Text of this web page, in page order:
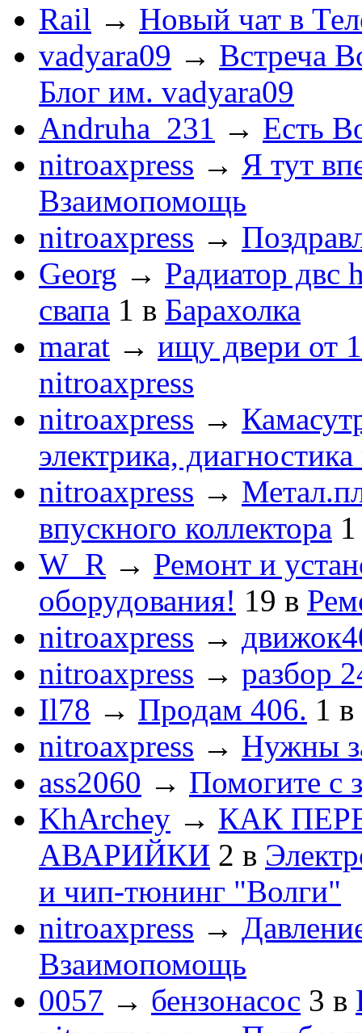
Rail → Новый чат в
vadyara09 → Встреча
Блог им. vadyara09
Andruha_231 → Есть
nitroaxpress → Я тут
Взаимопомощь
nitroaxpress →
Georg → Радиатор двс
свапа 1 в Барахолка
marat → ищу двери от
nitroaxpress
nitroaxpress →
электрика,
nitroaxpress →
впускного коллектора 1
W_R → Ремонт и
оборудования! 19 в
nitroaxpress →
nitroaxpress → разбор
Il78 → Продам 406. 1 в
nitroaxpress → Нужны
ass2060 → Помогите с
KhArchey → КАК
АВАРИЙКИ 2 в
и чип-тюнинг "Волги"
nitroaxpress →
Взаимопомощь
0057 → бензонасос 3 в